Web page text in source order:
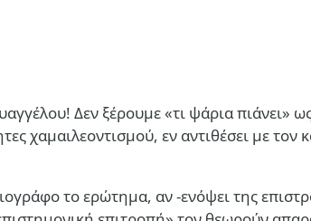
Δεν ξέρουμε «τι ψάρια πιάνει»
χαμαιλεοντισμού, εν αντιθέσει με τον
το ερώτημα, αν -ενόψει της